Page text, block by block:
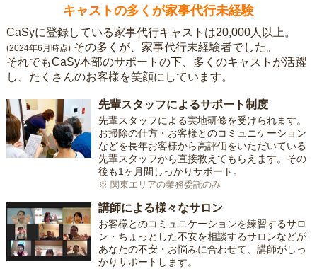
キャストの多くが家事代行未経験
CaSyに登録している家事代行キャストは20,000人以上。
(2024年6月時点) その多くが、家事代行未経験者でした。
それでもCaSy本部のサポートの下、多くのキャストが活躍
し、たくさんのお客様を笑顔にしています。
先輩スタッフによるサポート制度
先輩スタッフによる実地研修を受けられます。
お掃除の仕方・お客様とのコミュニケーション
などを長年お客様から高評価をいただいている
先輩スタッフから直接教えてもらえます。その
後も1ヶ月間しっかりサポート。
※ 関東エリアの業務委託のみ
講師による様々なサロン
お客様とのコミュニケーションを練習するサロ
ン・ちょっとした不安を相談するサロンなどが
あなたの不安・お悩みに合わせて、講師がしっ
かりサポートします。